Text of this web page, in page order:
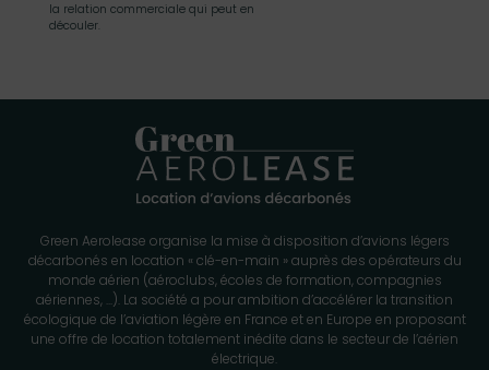
la relation commerciale qui peut en
découler.
Green Aerolease organise la mise à disposition d’avions légers
décarbonés en location « clé-en-main » auprès des opérateurs du
monde aérien (aéroclubs, écoles de formation, compagnies
aériennes, ...). La société a pour ambition d’accélérer la transition
écologique de l’aviation légère en France et en Europe en proposant
une offre de location totalement inédite dans le secteur de l’aérien
électrique.